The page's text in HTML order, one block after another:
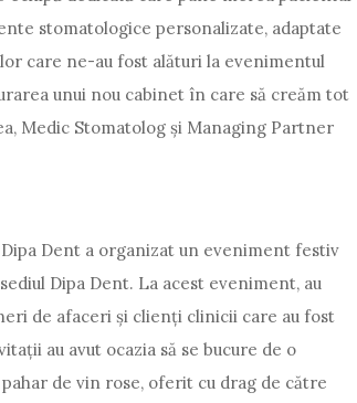
stomatologice personalizate, adaptate
care ne-au fost alături la evenimentul
unui nou cabinet în care să creăm tot
Medic Stomatolog și Managing Partner
Dent a organizat un eveniment festiv
Dipa Dent. La acest eveniment, au
de afaceri și clienți clinicii care au fost
au avut ocazia să se bucure de o
de vin rose, oferit cu drag de către